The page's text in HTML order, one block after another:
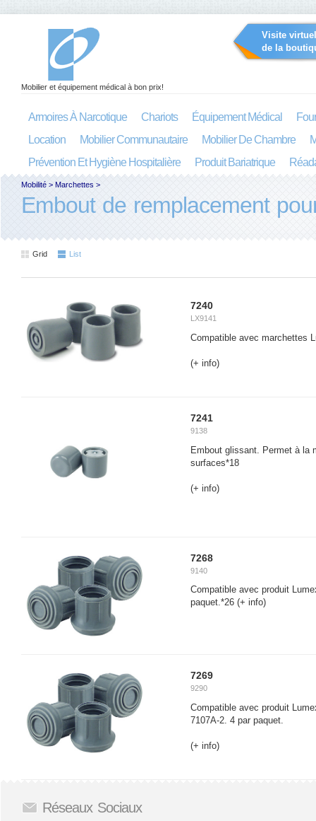
Visite
de la
Mobilier et équipement médical à bon prix!
Armoires À Narcotique Chariots Équipement Médical
Location
Mobilier Communautaire Mobilier De Chambre
Prévention Et Hygiène Hospitalière
Produit Bariatrique
Mobilité > Marchettes >
Embout de remplacement
Grid List
7240
LX9141
Compatible avec marchettes
(+ info)
7241
9138
Embout glissant. Permet à la
surfaces*18
(+ info)
7268
9140
Compatible avec produit
paquet.*26 (+ info)
7269
9290
Compatible avec produit
7107A-2. 4 par paquet.
(+ info)
Réseaux Sociaux